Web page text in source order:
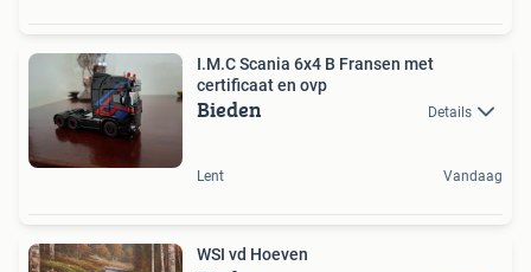
I.M.C Scania 6x4 B Fransen met
certificaat en ovp
Bieden Details
Lent Vandaag
WSI vd Hoeven